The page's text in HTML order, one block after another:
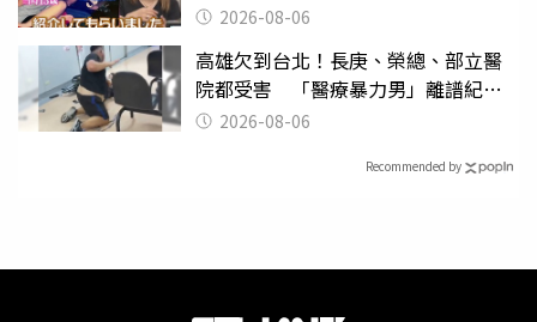
2026-08-06
高雄欠到台北！長庚、榮總、部立醫
院都受害 「醫療暴力男」離譜紀錄
曝光2026-08-06
Recommended by